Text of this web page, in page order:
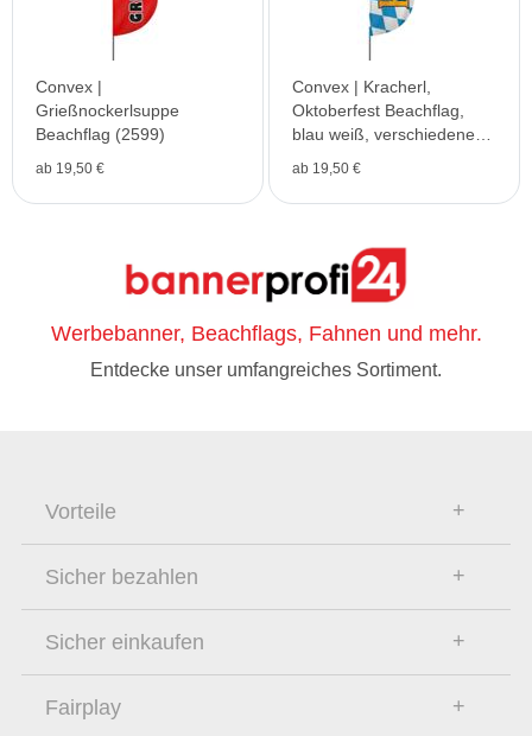
Convex |
Grießnockerlsuppe
Beachflag (2599)
ab 19,50 €
Convex | Kracherl,
Oktoberfest Beachflag,
blau weiß, verschiedene
ab 19,50 €
Werbebanner, Beachflags, Fahnen und mehr.
Entdecke unser umfangreiches Sortiment.
Vorteile
Sicher bezahlen
Sicher einkaufen
Fairplay